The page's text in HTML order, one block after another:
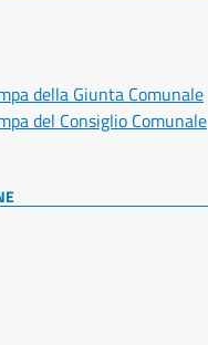
della Giunta Comunale
del Consiglio Comunale